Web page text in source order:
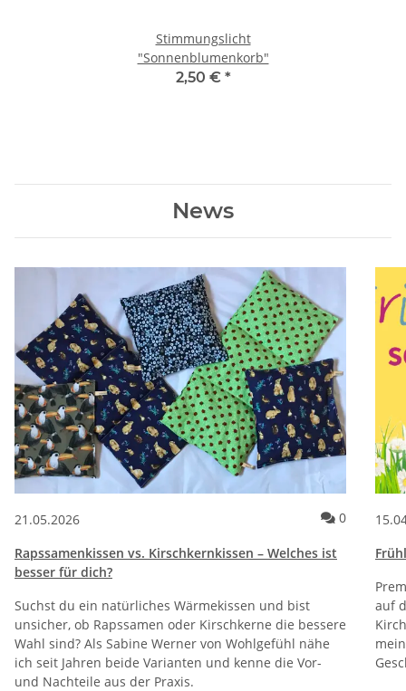
Stimmungslicht
"Sonnenblumenkorb"
2,50 € *
News
21.05.2026 0
Rapssamenkissen vs. Kirschkernkissen – Welches ist
besser für dich?
Suchst du ein natürliches Wärmekissen und bist
unsicher, ob Rapssamen oder Kirschkerne die bessere
Wahl sind? Als Sabine Werner von Wohlgefühl nähe
ich seit Jahren beide Varianten und kenne die Vor-
und Nachteile aus der Praxis.
auf